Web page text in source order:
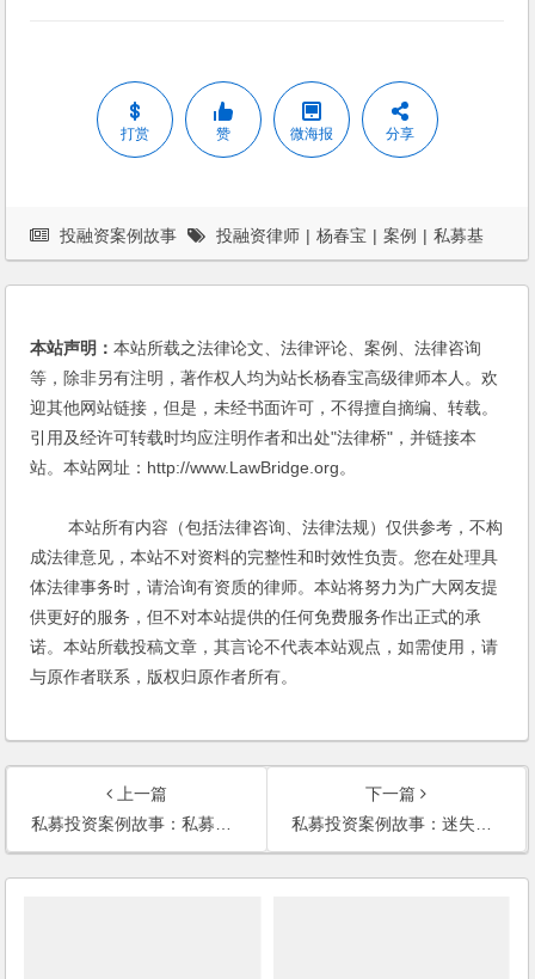
打赏 赞 微海报 分享
投融资案例故事 投融资律师 | 杨春宝 | 案例 | 私募基
本站声明：本站所载之法律论文、法律评论、案例、法律咨询
等，除非另有注明，著作权人均为站长杨春宝高级律师本人。欢
迎其他网站链接，但是，未经书面许可，不得擅自摘编、转载。
引用及经许可转载时均应注明作者和出处"法律桥"，并链接本
站。本站网址：http://www.LawBridge.org。
本站所有内容（包括法律咨询、法律法规）仅供参考，不构
成法律意见，本站不对资料的完整性和时效性负责。您在处理具
体法律事务时，请洽询有资质的律师。本站将努力为广大网友提
供更好的服务，但不对本站提供的任何免费服务作出正式的承
诺。本站所载投稿文章，其言论不代表本站观点，如需使用，请
与原作者联系，版权归原作者所有。
上一篇
私募投资案例故事：私募基金：“不清算 也要赔偿损失”
下一篇
私募投资案例故事：迷失与觉醒：一位私募投资者的理财之旅